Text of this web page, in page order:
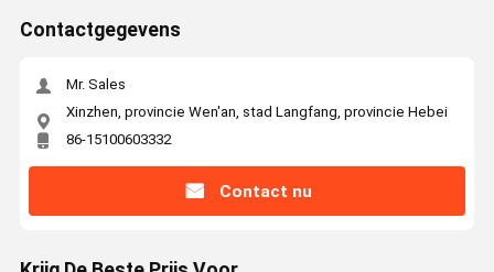
Contactgegevens
Mr. Sales
Xinzhen, provincie Wen'an, stad Langfang, provincie Hebei
86-15100603332
Contact nu